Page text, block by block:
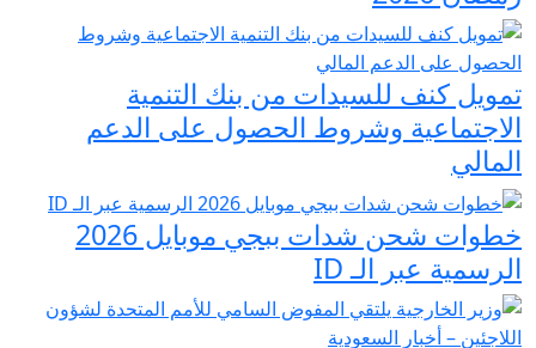
تمويل كنف للسيدات من بنك التنمية
الاجتماعية وشروط الحصول على الدعم
المالي
خطوات شحن شدات ببجي موبايل 2026
الرسمية عبر الـ ID